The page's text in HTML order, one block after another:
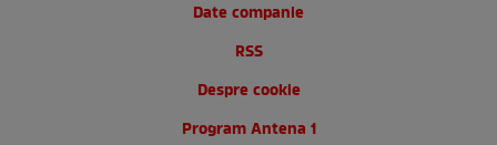
Date companie
RSS
Despre cookie
Program Antena 1